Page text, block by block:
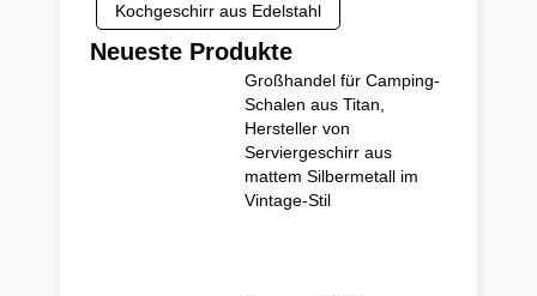
Kochgeschirr aus Edelstahl
Neueste Produkte
Großhandel für Camping-
Schalen aus Titan,
Hersteller von
Serviergeschirr aus
mattem Silbermetall im
Vintage-Stil